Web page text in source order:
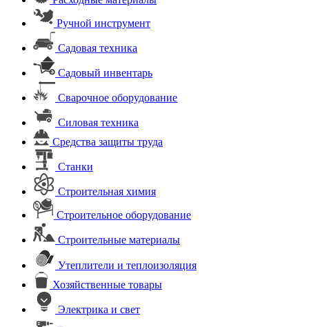
Ручной инструмент
Садовая техника
Садовый инвентарь
Сварочное оборудование
Силовая техника
Средства защиты труда
Станки
Строительная химия
Строительное оборудование
Строительные материалы
Утеплители и теплоизоляция
Хозяйственные товары
Электрика и свет